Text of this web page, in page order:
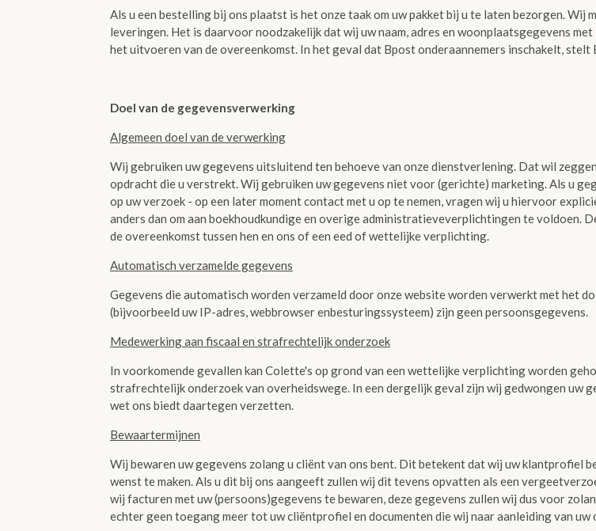
Als u een bestelling bij ons plaatst is het onze taak om uw pakket bij u te laten bezorgen.
leveringen. Het is daarvoor noodzakelijk dat wij uw naam, adres en woonplaatsgegevens
het uitvoeren van de overeenkomst. In het geval dat Bpost onderaannemers inschakelt,
Doel van de gegevensverwerking
Algemeen doel van de verwerking
Wij gebruiken uw gegevens uitsluitend ten behoeve van onze dienstverlening. Dat wil
opdracht die u verstrekt. Wij gebruiken uw gegevens niet voor (gerichte) marketing. Als u
op uw verzoek - op een later moment contact met u op te nemen, vragen wij u hiervoor
anders dan om aan boekhoudkundige en overige administratieveverplichtingen te voldoen.
de overeenkomst tussen hen en ons of een eed of wettelijke verplichting.
Automatisch verzamelde gegevens
Gegevens die automatisch worden verzameld door onze website worden verwerkt met het
(bijvoorbeeld uw IP-adres, webbrowser enbesturingssysteem) zijn geen persoonsgegevens.
Medewerking aan fiscaal en strafrechtelijk onderzoek
In voorkomende gevallen kan Colette's op grond van een wettelijke verplichting worden
strafrechtelijk onderzoek van overheidswege. In een dergelijk geval zijn wij gedwongen uw
wet ons biedt daartegen verzetten.
Bewaartermijnen
Wij bewaren uw gegevens zolang u cliënt van ons bent. Dit betekent dat wij uw klantprofiel
wenst te maken. Als u dit bij ons aangeeft zullen wij dit tevens opvatten als een
wij facturen met uw (persoons)gegevens te bewaren, deze gegevens zullen wij dus voor
echter geen toegang meer tot uw cliëntprofiel en documenten die wij naar aanleiding van